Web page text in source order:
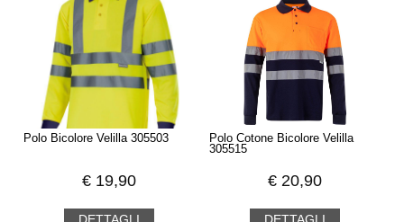
Polo Bicolore Velilla 305503
€ 19,90
Polo Cotone Bicolore Velilla
305515
€ 20,90